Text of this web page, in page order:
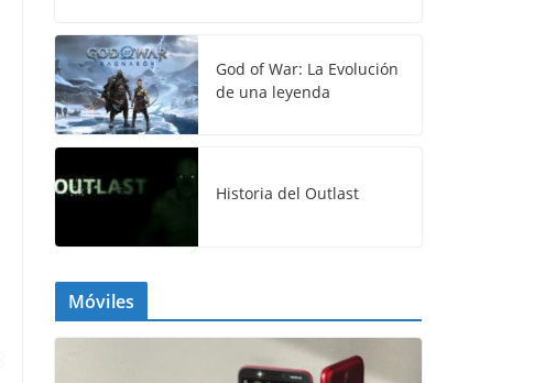
God of War: La Evolución
de una leyenda
Historia del Outlast
Móviles